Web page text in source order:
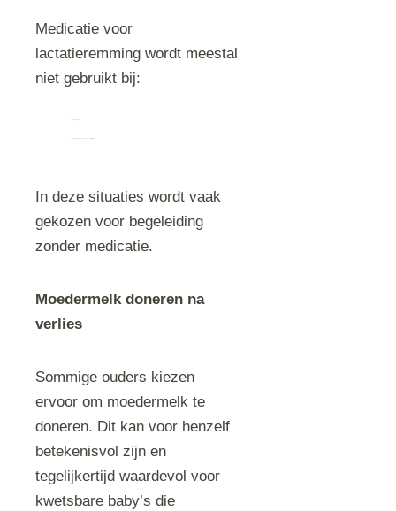
Medicatie voor
lactatieremming wordt meestal
niet gebruikt bij:
In deze situaties wordt vaak
gekozen voor begeleiding
zonder medicatie.
Moedermelk doneren na
verlies
Sommige ouders kiezen
ervoor om moedermelk te
doneren. Dit kan voor henzelf
betekenisvol zijn en
tegelijkertijd waardevol voor
kwetsbare baby’s die